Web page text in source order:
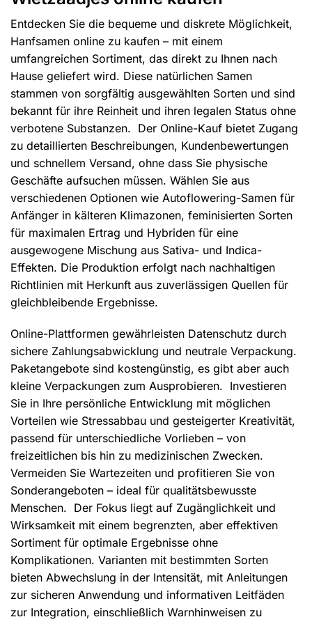
können
auf
der
Produktseite
können
auf
der
Produktseite
ausgewählt
Entdecken Sie die bequeme und diskrete Möglichkeit,
Hanfsamen online zu kaufen – mit einem
umfangreichen Sortiment, das direkt zu Ihnen nach
Hause geliefert wird. Diese natürlichen Samen
stammen von sorgfältig ausgewählten Sorten und sind
bekannt für ihre Reinheit und ihren legalen Status ohne
verbotene Substanzen. Der Online-Kauf bietet Zugang
zu detaillierten Beschreibungen, Kundenbewertungen
und schnellem Versand, ohne dass Sie physische
Geschäfte aufsuchen müssen. Wählen Sie aus
verschiedenen Optionen wie Autoflowering-Samen für
Anfänger in kälteren Klimazonen, feminisierten Sorten
für maximalen Ertrag und Hybriden für eine
ausgewogene Mischung aus Sativa- und Indica-
Effekten. Die Produktion erfolgt nach nachhaltigen
Richtlinien mit Herkunft aus zuverlässigen Quellen für
gleichbleibende Ergebnisse.
Online-Plattformen gewährleisten Datenschutz durch
sichere Zahlungsabwicklung und neutrale Verpackung.
Paketangebote sind kostengünstig, es gibt aber auch
kleine Verpackungen zum Ausprobieren. Investieren
Sie in Ihre persönliche Entwicklung mit möglichen
Vorteilen wie Stressabbau und gesteigerter Kreativität,
passend für unterschiedliche Vorlieben – von
freizeitlichen bis hin zu medizinischen Zwecken.
Vermeiden Sie Wartezeiten und profitieren Sie von
Sonderangeboten – ideal für qualitätsbewusste
Menschen. Der Fokus liegt auf Zugänglichkeit und
Wirksamkeit mit einem begrenzten, aber effektiven
Sortiment für optimale Ergebnisse ohne
Komplikationen. Varianten mit bestimmten Sorten
bieten Abwechslung in der Intensität, mit Anleitungen
zur sicheren Anwendung und informativen Leitfäden
zur Integration, einschließlich Warnhinweisen zu